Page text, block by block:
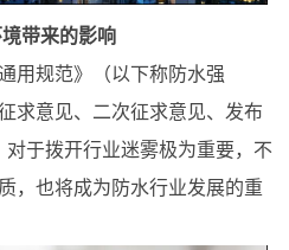
带来的影响
规范》（以下称防水强
求意见、二次征求意见、发布
于拨开行业迷雾极为重要，不
，也将成为防水行业发展的重